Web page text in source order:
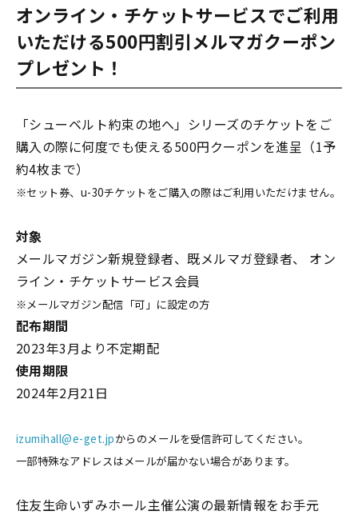
オンライン・チケットサービスでご利用
いただける500円割引メルマガクーポン
プレゼント！
「シューベルト――約束の地へ」シリーズのチケットをご
購入の際に何度でも使える500円クーポンを進呈（1予
約4枚まで）
※セット券、u-30チケットをご購入の際はご利用いただけません。
対象
メールマガジン新規登録者、既メルマガ登録者、 オン
ライン・チケットサービス会員
※メールマガジン配信「可」に設定の方
配布期間
2023年3月より不定期配
使用期限
2024年2月21日
izumihall@e-get.jpからのメールを受信許可してください。
一部特殊なアドレスはメールが届かない場合があります。
住友生命いずみホール主催公演の最新情報をお手元